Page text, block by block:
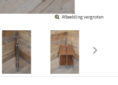
Afbeelding vergroten